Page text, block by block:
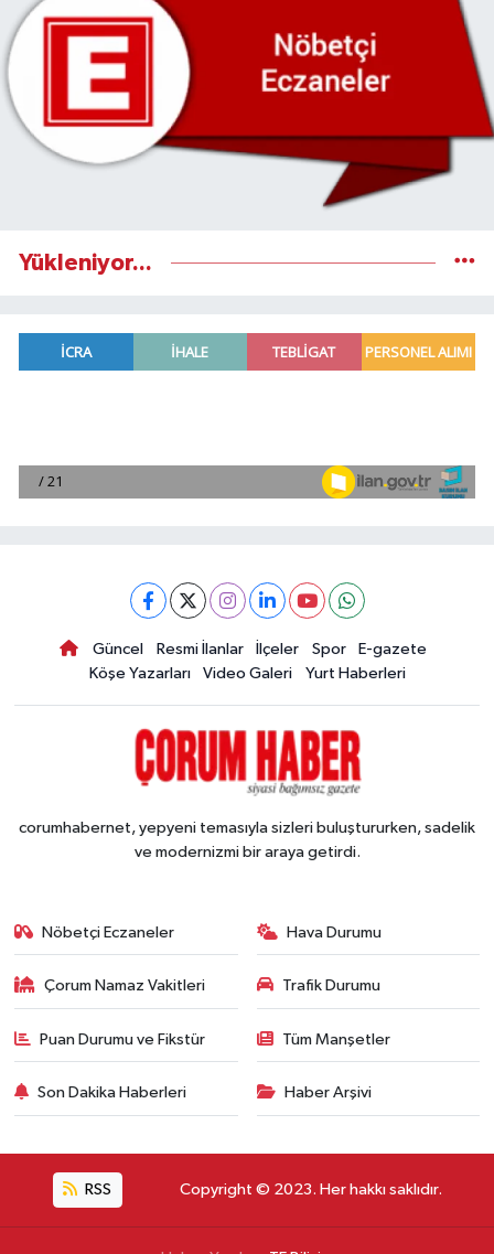
Yükleniyor...
Güncel Resmi İlanlar İlçeler Spor
E-gazete
Köşe Yazarları
Video Galeri Yurt Haberleri
corumhabernet, yepyeni temasıyla sizleri buluştururken, sadelik
ve modernizmi bir araya getirdi.
Nöbetçi Eczaneler Hava Durumu
Çorum Namaz Vakitleri Trafik Durumu
Puan Durumu ve Fikstür Tüm Manşetler
Son Dakika Haberleri Haber Arşivi
RSS Copyright © 2023. Her hakkı saklıdır.